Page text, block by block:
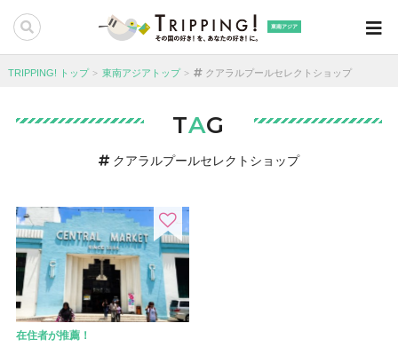
東南アジア
TRIPPING! トップ 東南アジアトップ クアラルプールセレクトショップ
TAG
クアラルプールセレクトショップ
在住者が推薦！